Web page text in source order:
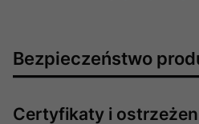
Bezpieczeństwo
Certyfikaty i